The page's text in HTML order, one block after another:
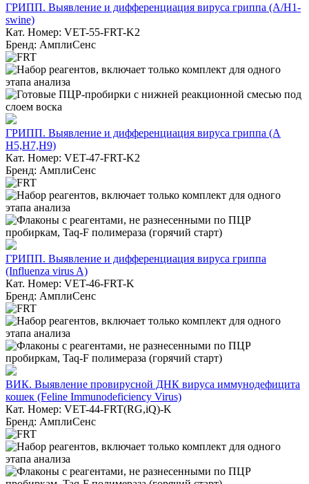
ГРИПП. Выявление и дифференциация вируса гриппа (A/H1-
swine)
Кат. Номер: VET-55-FRT-K2
Бренд: АмплиСенс
ГРИПП. Выявление и дифференциация вируса гриппа (А
H5,H7,H9)
Кат. Номер: VET-47-FRT-K2
Бренд: АмплиСенс
ГРИПП. Выявление и дифференциация вируса гриппа
(Influenza virus A)
Кат. Номер: VET-46-FRT-K
Бренд: АмплиСенс
ВИК. Выявление провирусной ДНК вируса иммунодефицита
кошек (Feline Immunodeficiency Virus)
Кат. Номер: VET-44-FRT(RG,iQ)-K
Бренд: АмплиСенс